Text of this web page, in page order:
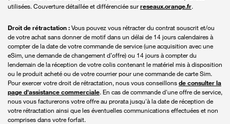
utilisées. Couverture détaillée et différenciée surreseaux.orange.fr.
Droit de rétractation :Vous pouvez vous rétracter du contrat souscrit et/ou
de votre achat sans donner de motif dans un délai de 14 jours calendaires à
compter de la date de votre commande de service (une acquisition avec une
eSim, une demande de changement d’offre) ou 14 jours à compter du
lendemain de la réception de votre colis contenant le matériel mis à disposition
ou le produit acheté ou de votre courrier pour une commande de carte Sim.
Pour exercer votre droit de rétractation, nous vous conseillonsde consulter la
page d'assistance commerciale. En cas de commande d'une offre de service,
nous vous facturerons votre offre au prorata jusqu'à la date de réception de
votre rétractation ainsi que les éventuelles communications effectuées et non
comprises dans votre forfait.